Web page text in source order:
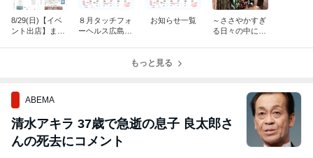
8/29(日)【イベ
ント出店】まり
８月タッチフォ
ーヘルス広島開
お知らせ一覧
～ささやかすぎ
る日々の中にか
もっと見る
ABEMA
清水アキラ 37歳で急逝の息子 良太郎さ
んの死去にコメント